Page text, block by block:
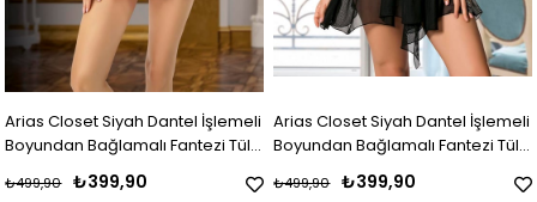
Arias Closet Siyah Dantel İşlemeli
Boyundan Bağlamalı Fantezi Tül
Gecelik Takımı
₺399,90
₺499,90
Arias Closet Siyah Dantel İşlemeli
Boyundan Bağlamalı Fantezi Tül
Gecelik Takımı
₺399,90
₺499,90